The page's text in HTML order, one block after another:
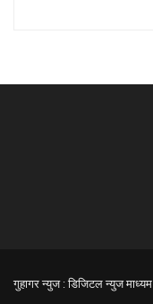
गुहागर न्युज : डिजिटल न्युज माध्यम